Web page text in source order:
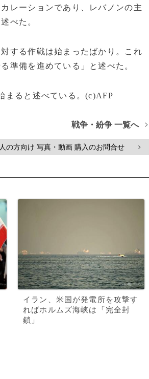
レーションであり、レバノンの主
べた。
する作戦は始まったばかり。これ
準備を進めている」と述べた。
まると述べている。(c)AFP
戦争・紛争 一覧へ >
の方向け 写真・動画 購入のお問合せ >
イラン、米国が発電所を攻撃す
ればホルムズ海峡は「完全封
鎖」